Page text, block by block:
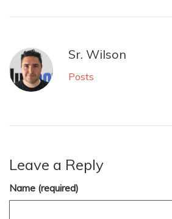
Sr. Wilson
Posts
Leave a Reply
Name (required)